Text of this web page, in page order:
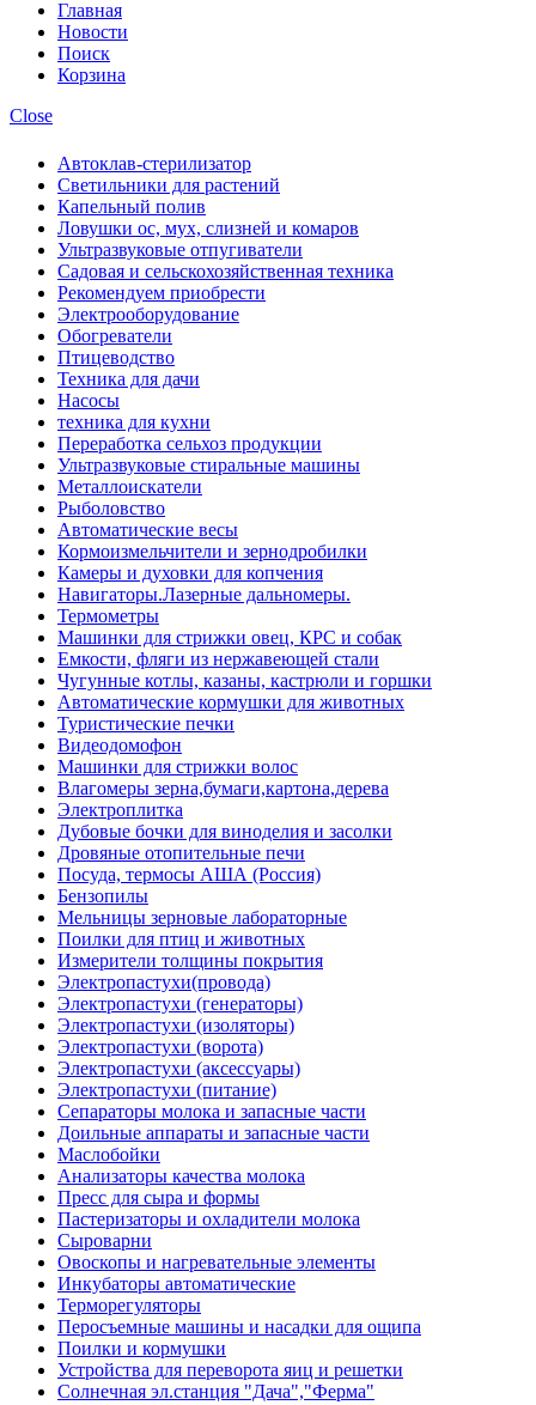
Главная
Новости
Поиск
Корзина
Close
Автоклав-стерилизатор
Светильники для растений
Капельный полив
Ловушки ос, мух, слизней и комаров
Ультразвуковые отпугиватели
Садовая и сельскохозяйственная техника
Рекомендуем приобрести
Электрооборудование
Обогреватели
Птицеводство
Техника для дачи
Насосы
техника для кухни
Переработка сельхоз продукции
Ультразвуковые стиральные машины
Металлоискатели
Рыболовство
Автоматические весы
Кормоизмельчители и зернодробилки
Камеры и духовки для копчения
Навигаторы.Лазерные дальномеры.
Термометры
Машинки для стрижки овец, КРС и собак
Емкости, фляги из нержавеющей стали
Чугунные котлы, казаны, кастрюли и горшки
Автоматические кормушки для животных
Туристические печки
Видеодомофон
Машинки для стрижки волос
Влагомеры зерна,бумаги,картона,дерева
Электроплитка
Дубовые бочки для виноделия и засолки
Дровяные отопительные печи
Посуда, термосы АША (Россия)
Бензопилы
Мельницы зерновые лабораторные
Поилки для птиц и животных
Измерители толщины покрытия
Электропастухи(провода)
Электропастухи (генераторы)
Электропастухи (изоляторы)
Электропастухи (ворота)
Электропастухи (аксессуары)
Электропастухи (питание)
Сепараторы молока и запасные части
Доильные аппараты и запасные части
Маслобойки
Анализаторы качества молока
Пресс для сыра и формы
Пастеризаторы и охладители молока
Сыроварни
Овоскопы и нагревательные элементы
Инкубаторы автоматические
Терморегуляторы
Перосъемные машины и насадки для ощипа
Поилки и кормушки
Устройства для переворота яиц и решетки
Солнечная эл.станция "Дача","Ферма"